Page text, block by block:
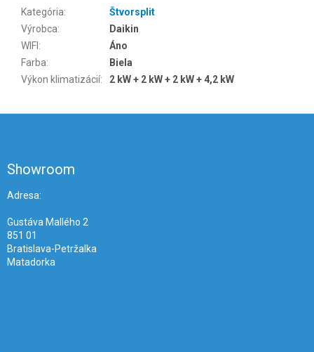
Kategória:
Štvorsplit
Výrobca:
Daikin
WIFI :
Áno
Farba:
Biela
Výkon klimatizácií: 2 kW + 2 kW + 2 kW + 4,2 kW
Showroom
Adresa:
Gustáva Mallého 2
851 01
Bratislava-Petržalka
Matadorka